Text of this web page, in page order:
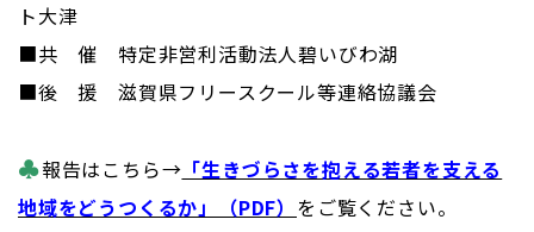
ト大津
■共 催 特定非営利活動法人碧いびわ湖
■後 援 滋賀県フリースクール等連絡協議会
♣報告はこちら→ 「生きづらさを抱える若者を支える
地域をどうつくるか」（PDF） をご覧ください。